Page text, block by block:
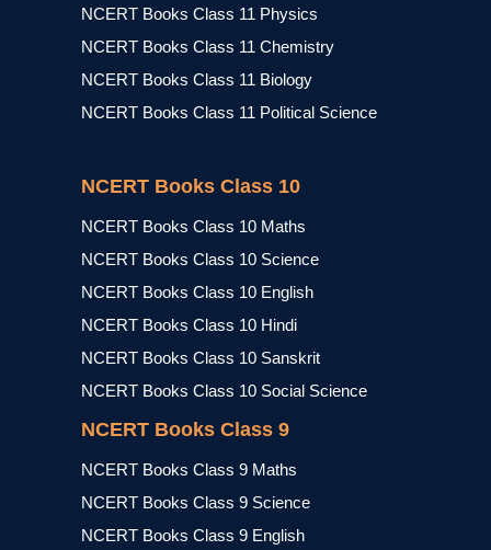
NCERT Books Class 11 Physics
NCERT Books Class 11 Chemistry
NCERT Books Class 11 Biology
NCERT Books Class 11 Political Science
NCERT Books Class 10
NCERT Books Class 10 Maths
NCERT Books Class 10 Science
NCERT Books Class 10 English
NCERT Books Class 10 Hindi
NCERT Books Class 10 Sanskrit
NCERT Books Class 10 Social Science
NCERT Books Class 9
NCERT Books Class 9 Maths
NCERT Books Class 9 Science
NCERT Books Class 9 English